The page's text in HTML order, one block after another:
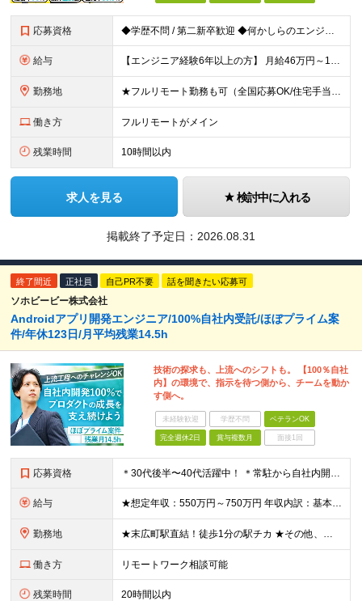
応募資格 ◆学歴不問 / 第二新卒歓迎 ◆何かしらのエンジニア経験をお持ちの方 （言語・期間・フェーズ不問） 経験浅めの方も遠慮なくご応募ください！ ■入社前Q＆A ────── ◎実力に見合った報酬が手に
給与 【エンジニア経験6年以上の方】 月給46万円～100万円（固定残業代含む） ※上記月給には月30時間分の固定残業代（月8万7,400円～月19万円）を含む。超過分は全額支給。 【エンジニア経験4年以
勤務地 ★フルリモート勤務も可（全国応募OK/住宅手当を支給します） ※案件によって常駐が必要になる場合があります。 ※希望がない限り、転勤はありません ※U・Iターン歓迎 ★ルトラの社員は全国各地で活躍中
働き方 フルリモートがメイン
残業時間 10時間以内
求人を見る 検討中に入れる
掲載終了予定日： 2026.08.31
終了間近 正社員 自己PR不要 話を聞きたい応募可
ソホビービー株式会社
Androidアプリ開発エンジニア/100%自社内受託/ほぼプライム案
件/年休123日/月平均残業14.5h
技術の探求も、上流へのシフトも。 【100％自社
内】の環境で、指示を待つ側から、チームを動か
す側へ。
未経験歓迎 学歴不問 ベテランOK
完全週休2日 賞与複数月 面接1回
応募資格 ＊30代後半〜40代活躍中！ ＊常駐から自社内開発へ移行したい方大歓迎 ◆Javaでの開発実務2年以上 ◆大卒以上 ★求める人物像： ・客先常駐を卒業し、自社で腰を据えて働きたい方 ・要件定義や設
給与 ★想定年収：550万円～750万円 年収内訳：基本12ヶ月＋賞与2回（計3ヶ月分）※初年度以外 ◆月給366,667円～500,000円 ※個人の経験やスキルを考慮し、金額を決定します。 ※基本給：
勤務地 ★末広町駅直結！徒歩1分の駅チカ ★その他、秋葉原、仲御徒町、上野御徒町、湯島駅より徒歩圏内 ◆本社 東京都千代田区外神田3-16-8 秋葉原三和東洋ビル3階 ※変更の範囲：上記を除く当社関連勤務
働き方 リモートワーク相談可能
残業時間 20時間以内